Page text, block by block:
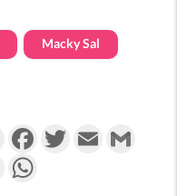
Macky Sal
PartagerFacebookTwitterEmail
Messenger